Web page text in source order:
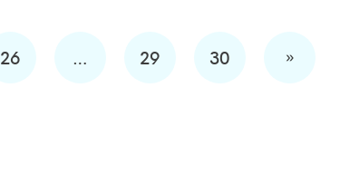
26 … 29 30 »